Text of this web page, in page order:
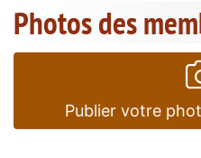
Photos des
Publier votre